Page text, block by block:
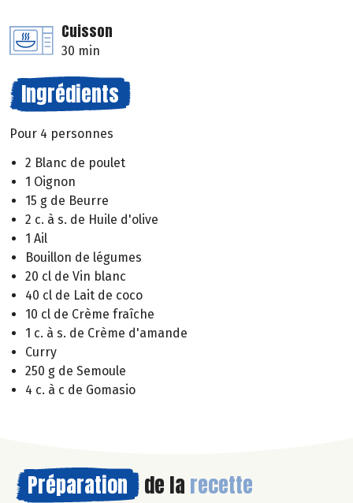
Cuisson
30 min
Ingrédients
Pour 4 personnes
2 Blanc de poulet
1 Oignon
15 g de Beurre
2 c. à s. de Huile d'olive
1 Ail
Bouillon de légumes
20 cl de Vin blanc
40 cl de Lait de coco
10 cl de Crème fraîche
1 c. à s. de Crème d'amande
Curry
250 g de Semoule
4 c. à c de Gomasio
Préparation de la recette